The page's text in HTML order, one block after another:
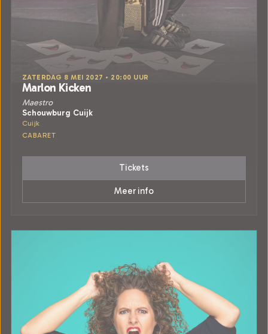
ZATERDAG 8 MEI 2027 • 20:00 UUR
Marlon Kicken
Maestro
Schouwburg Cuijk
Cuijk
CABARET
Tickets
Meer info